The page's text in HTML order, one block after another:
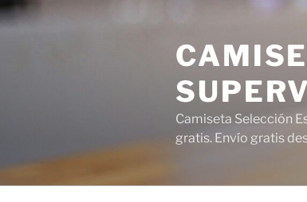
Saltar
al
Camiseta Selección
gratis. Envío gratis